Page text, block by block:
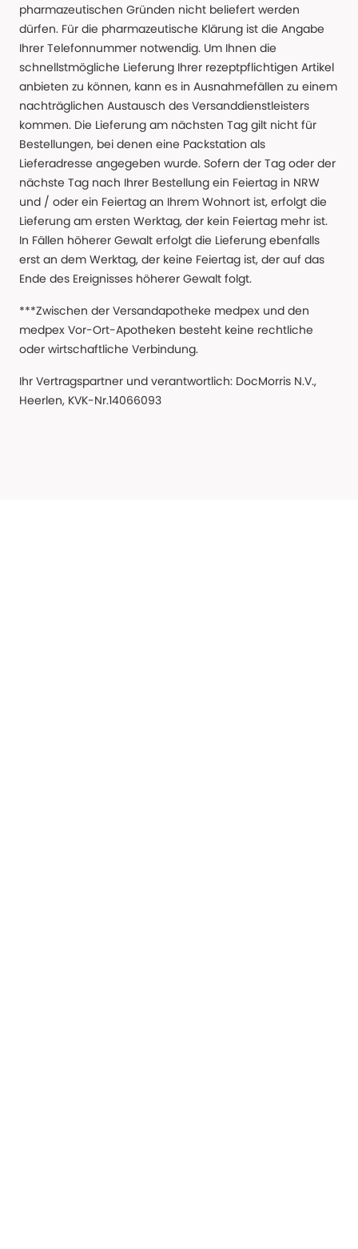
pharmazeutischen Gründen nicht beliefert werden
dürfen. Für die pharmazeutische Klärung ist die Angabe
Ihrer Telefonnummer notwendig. Um Ihnen die
schnellstmögliche Lieferung Ihrer rezeptpflichtigen Artikel
anbieten zu können, kann es in Ausnahmefällen zu einem
nachträglichen Austausch des Versanddienstleisters
kommen. Die Lieferung am nächsten Tag gilt nicht für
Bestellungen, bei denen eine Packstation als
Lieferadresse angegeben wurde. Sofern der Tag oder der
nächste Tag nach Ihrer Bestellung ein Feiertag in NRW
und / oder ein Feiertag an Ihrem Wohnort ist, erfolgt die
Lieferung am ersten Werktag, der kein Feiertag mehr ist.
In Fällen höherer Gewalt erfolgt die Lieferung ebenfalls
erst an dem Werktag, der keine Feiertag ist, der auf das
Ende des Ereignisses höherer Gewalt folgt.
***Zwischen der Versandapotheke medpex und den
medpex Vor-Ort-Apotheken besteht keine rechtliche
oder wirtschaftliche Verbindung.
Ihr Vertragspartner und verantwortlich: DocMorris N.V.,
Heerlen, KVK-Nr.14066093